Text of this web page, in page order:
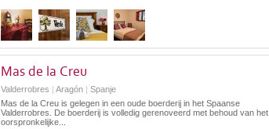
Mas de la Creu
Valderrobres | Aragón | Spanje
Mas de la Creu is gelegen in een oude boerderij in het Spaanse
Valderrobres. De boerderij is volledig gerenoveerd met behoud van het
oorspronkelijke...